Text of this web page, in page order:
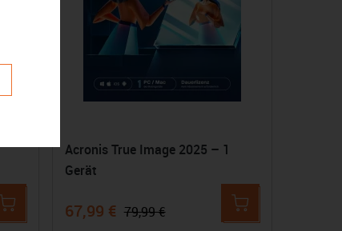
Acronis True Image 2025 – 1
Gerät
67,99 € 79,99 €